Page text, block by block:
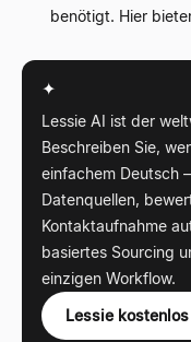
benötigt. Hier
✦
Lessie AI ist der
Beschreiben Sie,
einfachem Deutsch
Datenquellen,
Kontaktaufnahme
basiertes Sourcing
einzigen Workflow.
Lessie